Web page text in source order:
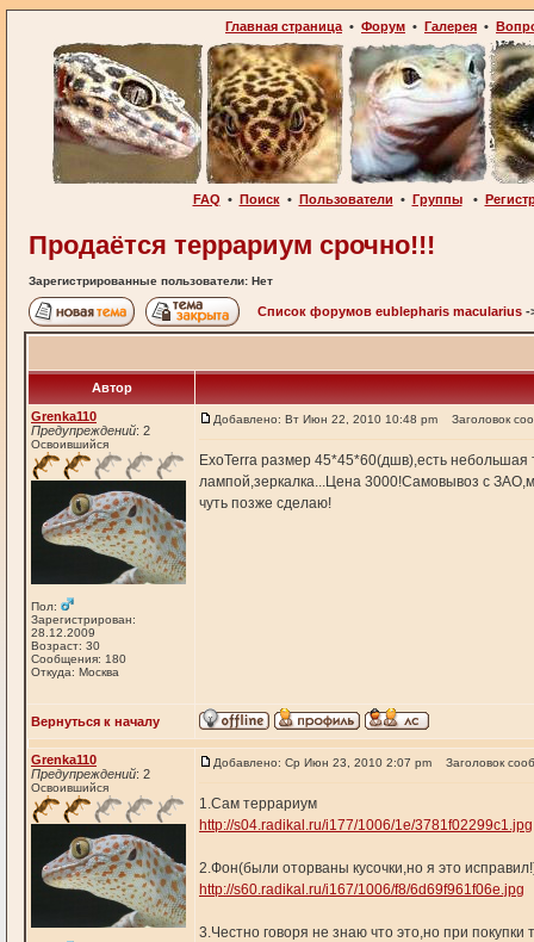
Главная страница • Форум • Галерея •
FAQ • Поиск• Пользователи • Группы•
Продаётся террариум срочно!!!
Зарегистрированные пользователи: Нет
Список форумов eublepharis macularius -
Автор
Grenka110
Предупреждений: 2
Освоившийся
Пол:
Зарегистрирован:
28.12.2009
Возраст: 30
Сообщения: 180
Откуда: Москва
Добавлено: Вт Июн 22, 2010 10:48 pm Заголовок
ExoTerra размер 45*45*60(дшв),есть
лампой,зеркалка...Цена 3000!Самовывоз с
чуть позже сделаю!
Вернуться к началу
Grenka110
Предупреждений: 2
Освоившийся
Добавлено: Ср Июн 23, 2010 2:07 pm Заголовок
1.Сам террариум
http://s04.radikal.ru/i177/1006/1e/3781f02299c1.jpg
2.Фон(были оторваны кусочки,но я это
http://s60.radikal.ru/i167/1006/f8/6d69f961f06e.jpg
3.Честно говоря не знаю что это,но при покупки